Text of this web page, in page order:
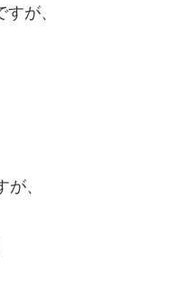
が、
、